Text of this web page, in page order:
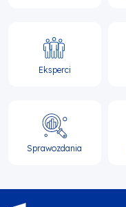
Eksperci
Sprawozdania